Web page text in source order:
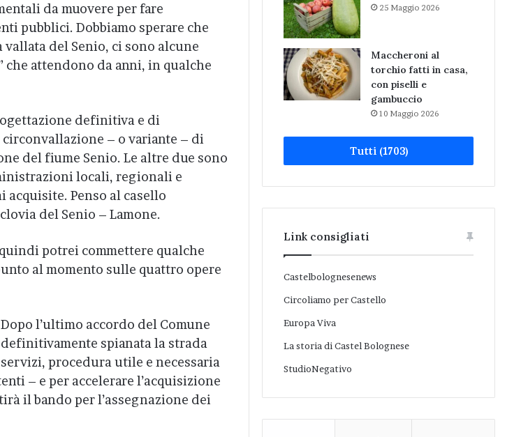
da muovere per fare
pubblici. Dobbiamo sperare che
del Senio, ci sono alcune
attendono da anni, in qualche
definitiva e di
– o variante – di
del fiume Senio. Le altre due sono
locali, regionali e
Penso al casello
del Senio – Lamone.
potrei commettere qualche
al momento sulle quattro opere
Dopo l’ultimo accordo del Comune
spianata la strada
procedura utile e necessaria
– e per accelerare l’acquisizione
il bando per l’assegnazione dei
25 Maggio 2026
Maccheroni al
torchio fatti in casa,
con piselli e
gambuccio
10 Maggio 2026
Tutti (1703)
Link consigliati
Castelbolognesenews
Circoliamo per Castello
Europa Viva
La storia di Castel Bolognese
StudioNegativo